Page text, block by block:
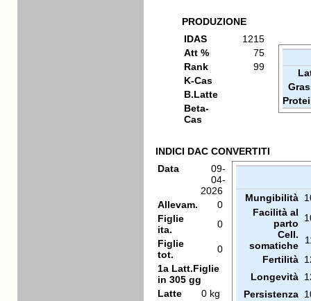
PRODUZIONE
IDAS
1215
Att %
75
Rank
99
K-Cas
B.Latte
Beta-
Cas
INDICI DAC CONVERTITI
Data
09-
04-
2026
Allevam.
0
Figlie
ita.
0
Figlie
tot.
0
1a Latt.Figlie
in 305 gg
Latte
0 kg
Mungibilità
Facilità al
parto
Cell.
somatiche
Fertilità
Longevità
Persistenza